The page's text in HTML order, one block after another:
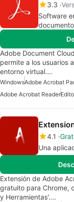
3.3
Software
Adobe Document
permite a los usuarios
entorno virtual.…
WindowsAdobe Acrobat
Adobe Acrobat Reader
4.1
Una
Extensión de Adobe
gratuito para Chrome,
y Herramientas'.…